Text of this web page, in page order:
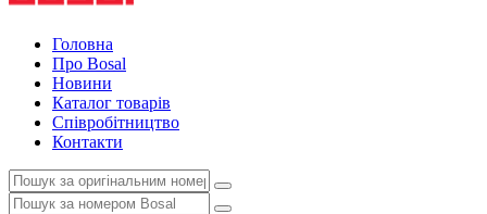
Головна
Про Bosal
Новини
Каталог товарів
Співробітництво
Контакти